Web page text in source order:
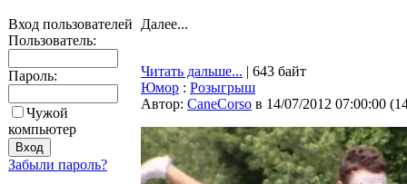
Вход пользователей
Пользователь:
Пароль:
Чужой
компьютер
Забыли пароль?
Далее...
Читать дальше... | 643 байт
Юмор : Розыгрыш
Автор: CaneCorso в 14/07/2012 07:00:00 (